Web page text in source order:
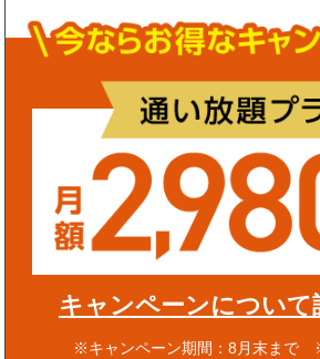
キャンペーンについて
※キャンペーン期間：8月末まで